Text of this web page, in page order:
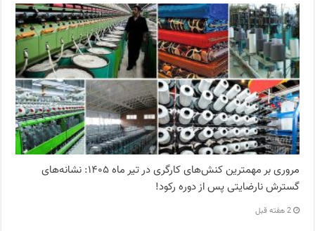
مروری بر مهمترین کنش‌های کارگری در تیر ماه ۱۴۰۵: نشانه‌های
گسترش نارضایتی‌ پس از دوره رکود!
2 هفته قبل